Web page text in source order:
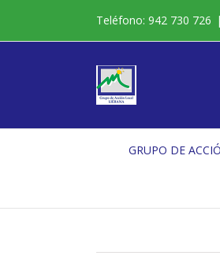
contenido
Teléfono: 942 730 726 |
GRUPO DE